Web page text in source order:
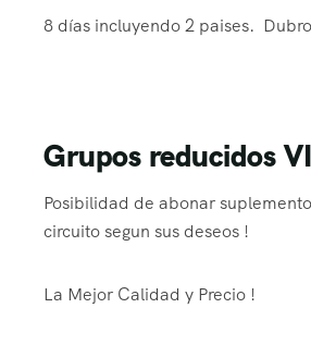
8 días incluyendo 2 paises.
Grupos reducidos
Posibilidad de abonar
circuito segun sus deseos !
La Mejor Calidad y Precio !